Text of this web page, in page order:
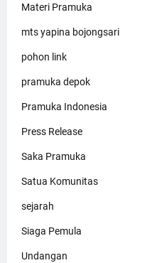
Materi Pramuka
mts yapina bojongsari
pohon link
pramuka depok
Pramuka Indonesia
Press Release
Saka Pramuka
Satua Komunitas
sejarah
Siaga Pemula
Undangan